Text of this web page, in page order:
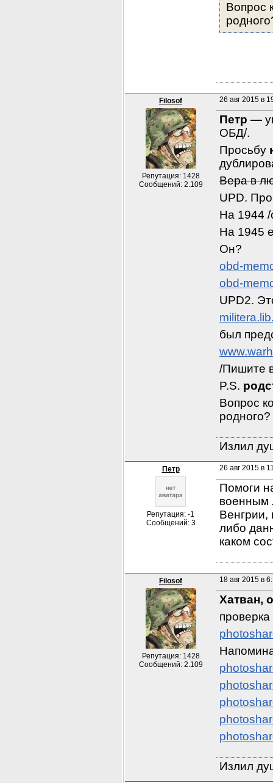
Вопрос
Filosof
Репутация: 1428
Сообщений: 2.109
26 авг 2015 в
Петр —
ОБД/.
Просьбу
Вера в
UPD.
На 1944 /
На 1945
Он?
obd-
obd-
UPD2.
был
/Пишите
P.S.
Вопрос
Излил
Петр
Репутация: -1
Сообщений: 3
26 авг 2015 в
Помоги
военным
Венгрии,
либо
каком
Filosof
Репутация: 1428
Сообщений: 2.109
18 авг 2015 в
Хатван,
проверка
Излил